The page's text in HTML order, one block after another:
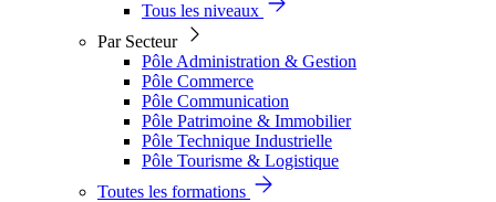
Tous les niveaux
Par Secteur
Pôle Administration & Gestion
Pôle Commerce
Pôle Communication
Pôle Patrimoine & Immobilier
Pôle Technique Industrielle
Pôle Tourisme & Logistique
Toutes les formations